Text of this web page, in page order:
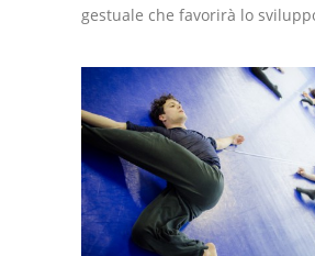
gestuale che favorirà lo